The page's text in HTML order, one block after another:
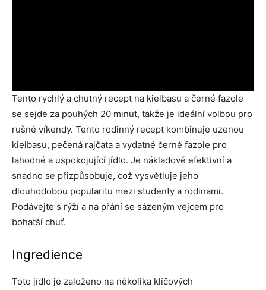
Tento rychlý a chutný recept na kielbasu a černé fazole
se sejde za pouhých 20 minut, takže je ideální volbou pro
rušné víkendy. Tento rodinný recept kombinuje uzenou
kielbasu, pečená rajčata a vydatné černé fazole pro
lahodné a uspokojující jídlo. Je nákladově efektivní a
snadno se přizpůsobuje, což vysvětluje jeho
dlouhodobou popularitu mezi studenty a rodinami.
Podávejte s rýží a na přání se sázeným vejcem pro
bohatší chuť.
Ingredience
Toto jídlo je založeno na několika klíčových